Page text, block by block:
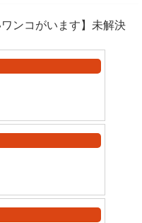
ンコがいます】未解決